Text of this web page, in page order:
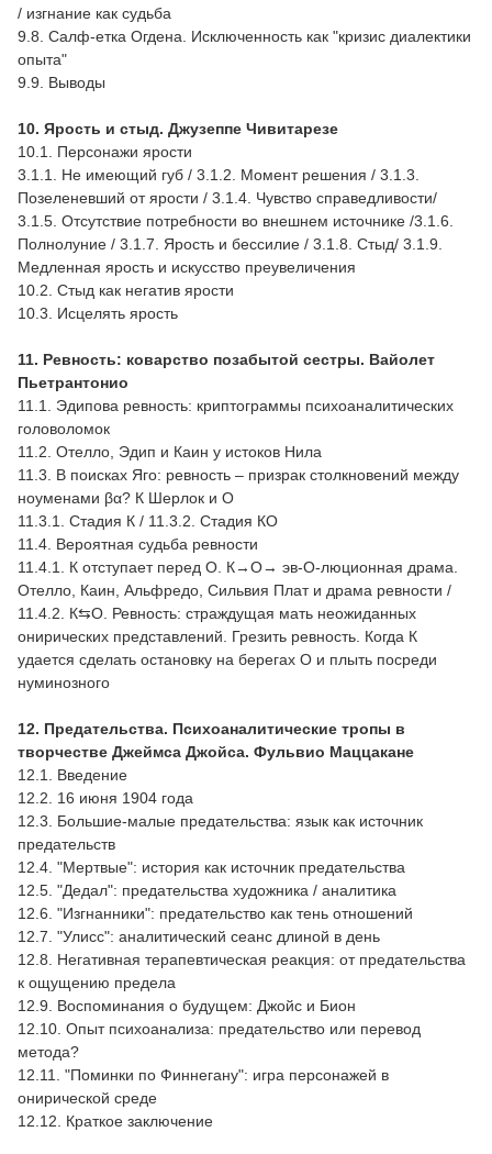
/ изгнание как судьба
9.8. Салф-етка Огдена. Исключенность как "кризис диалектики
опыта"
9.9. Выводы
10. Ярость и стыд. Джузеппе Чивитарезе
10.1. Персонажи ярости
3.1.1. Не имеющий губ / 3.1.2. Момент решения / 3.1.3.
Позеленевший от ярости / 3.1.4. Чувство справедливости/
3.1.5. Отсутствие потребности во внешнем источнике /3.1.6.
Полнолуние / 3.1.7. Ярость и бессилие / 3.1.8. Стыд/ 3.1.9.
Медленная ярость и искусство преувеличения
10.2. Стыд как негатив ярости
10.3. Исцелять ярость
11. Ревность: коварство позабытой сестры. Вайолет
Пьетрантонио
11.1. Эдипова ревность: криптограммы психоаналитических
головоломок
11.2. Отелло, Эдип и Каин у истоков Нила
11.3. В поисках Яго: ревность – призрак столкновений между
ноуменами βα? К Шерлок и О
11.3.1. Стадия К / 11.3.2. Стадия КО
11.4. Вероятная судьба ревности
11.4.1. К отступает перед О. К→О→ эв-О-люционная драма.
Отелло, Каин, Альфредо, Сильвия Плат и драма ревности /
11.4.2. К⇆О. Ревность: страждущая мать неожиданных
онирических представлений. Грезить ревность. Когда К
удается сделать остановку на берегах О и плыть посреди
нуминозного
12. Предательства. Психоаналитические тропы в
творчестве Джеймса Джойса. Фульвио Маццакане
12.1. Введение
12.2. 16 июня 1904 года
12.3. Большие-малые предательства: язык как источник
предательств
12.4. "Мертвые": история как источник предательства
12.5. "Дедал": предательства художника / аналитика
12.6. "Изгнанники": предательство как тень отношений
12.7. "Улисс": аналитический сеанс длиной в день
12.8. Негативная терапевтическая реакция: от предательства
к ощущению предела
12.9. Воспоминания о будущем: Джойс и Бион
12.10. Опыт психоанализа: предательство или перевод
метода?
12.11. "Поминки по Финнегану": игра персонажей в
онирической среде
12.12. Краткое заключение